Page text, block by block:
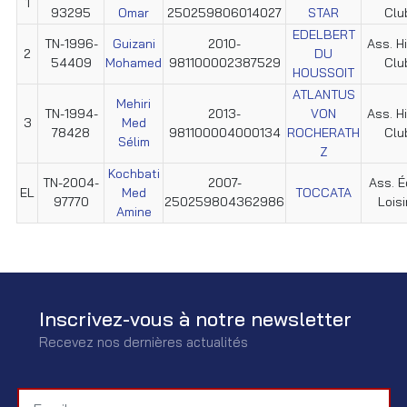
93295
Omar
250259806014027
STAR
2
TN-1996-
54409
Guizani
Mohamed
2010-
981100002387529
EDELBERT
DU
HOUSSOIT
Ass.
3
TN-1994-
78428
Mehiri
Med
Sélim
2013-
981100004000134
ATLANTUS
VON
ROCHERATH
Z
Ass.
EL
TN-2004-
97770
Kochbati
Med
Amine
2007-
250259804362986
TOCCATA
Ass.
Inscrivez-vous à notre newsletter
Recevez nos dernières actualités